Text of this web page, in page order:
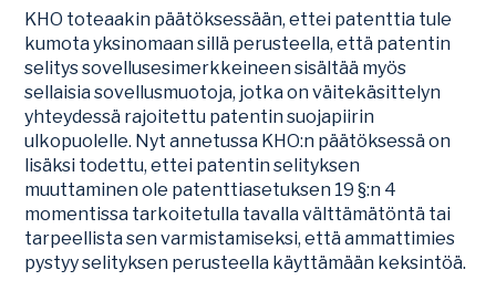
KHO toteaakin päätöksessään, ettei patenttia tule
kumota yksinomaan sillä perusteella, että patentin
selitys sovellusesimerkkeineen sisältää myös
sellaisia sovellusmuotoja, jotka on väitekäsittelyn
yhteydessä rajoitettu patentin suojapiirin
ulkopuolelle. Nyt annetussa KHO:n päätöksessä on
lisäksi todettu, ettei patentin selityksen
muuttaminen ole patenttiasetuksen 19 §:n 4
momentissa tarkoitetulla tavalla välttämätöntä tai
tarpeellista sen varmistamiseksi, että ammattimies
pystyy selityksen perusteella käyttämään keksintöä.